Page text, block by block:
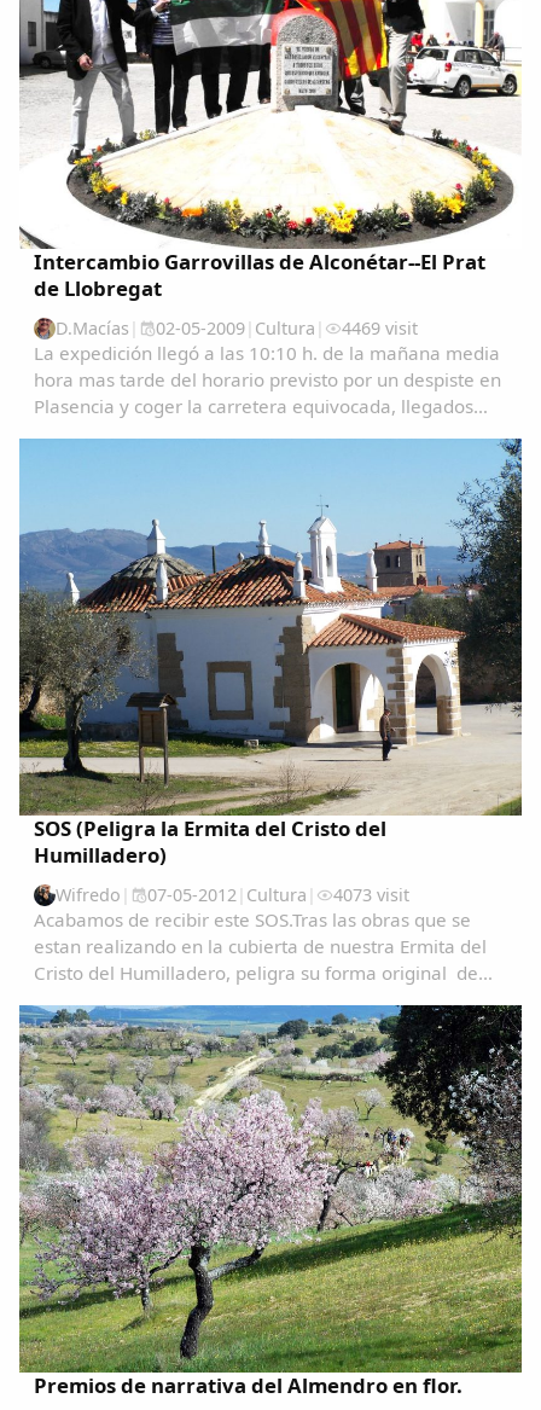
Intercambio Garrovillas de Alconétar--El Prat
de Llobregat
D.Macías | 02-05-2009| Cultura | 4469 visit
La expedición llegó a las 10:10 h. de la mañana media
hora mas tarde del horario previsto por un despiste en
Plasencia y coger la carretera equivocada, llegados
aquí se les recibió junto con las autoridades, los
SOS (Peligra la Ermita del Cristo del
Humilladero)
Wifredo | 07-05-2012| Cultura | 4073 visit
Acabamos de recibir este SOS.Tras las obras que se
estan realizando en la cubierta de nuestra Ermita del
Cristo del Humilladero, peligra su forma original de
estructura, es un monumento catalogado de gran
interes, tanto Patrimonial como Espiritual...
Premios de narrativa del Almendro en flor.